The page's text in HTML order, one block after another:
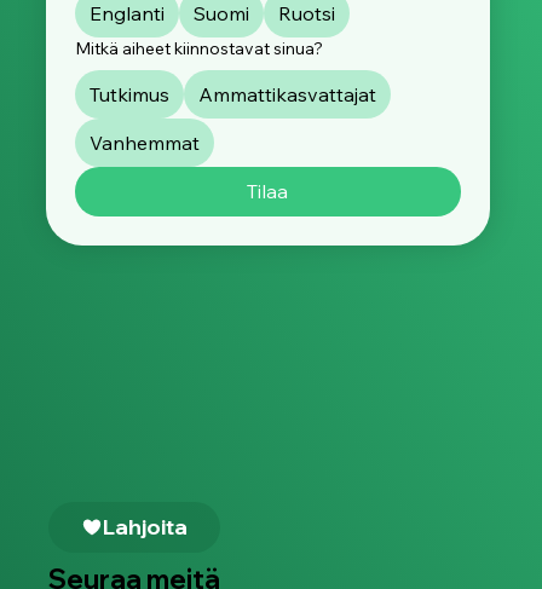
Englanti Suomi Ruotsi
Mitkä aiheet kiinnostavat sinua?
Tutkimus
Ammattikasvattajat
Vanhemmat
Tilaa
Lahjoita
Seuraa meitä